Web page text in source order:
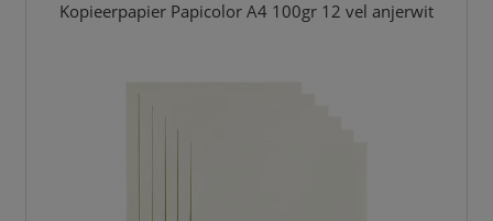
Kopieerpapier Papicolor A4 100gr 12 vel anjerwit